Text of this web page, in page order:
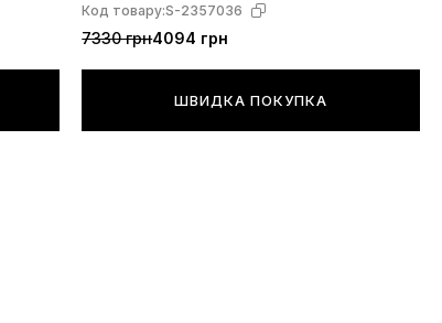
Код товару:S-2357036
7330 грн4094 грн
ШВИДКА ПОКУПКА